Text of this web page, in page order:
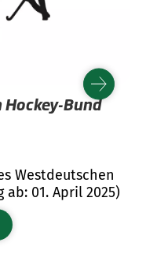
Bund
Westdeutschen
ab: 01. April 2025)